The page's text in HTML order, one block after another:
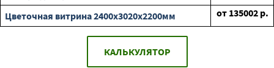
Цветочная витрина 2400х3020х2200мм
от 135002 р.
КАЛЬКУЛЯТОР